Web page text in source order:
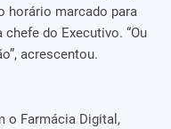
horário marcado para
do Executivo. “Ou
acrescentou.
o Farmácia Digital,